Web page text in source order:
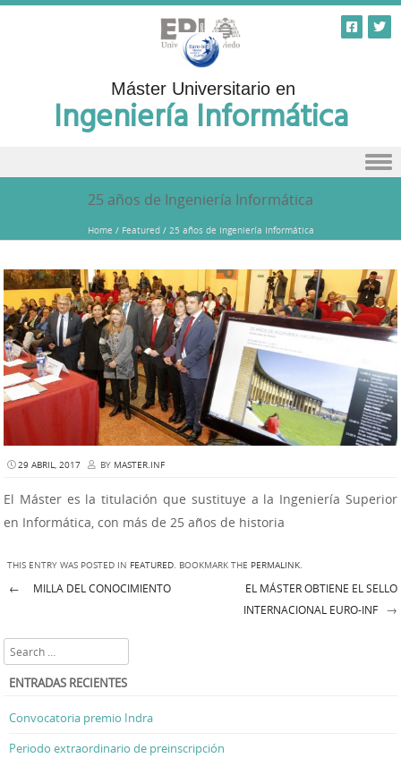
Máster Universitario en
Ingeniería Informática
25 años de Ingeniería Informática
Home / Featured /25 años de Ingeniería Informática
29 ABRIL, 2017 BY MASTER.INF
El Máster es la titulación que sustituye a la Ingeniería Superior
en Informática, con más de 25 años de historia
THIS ENTRY WAS POSTED IN FEATURED. BOOKMARK THE PERMALINK.
← MILLA DEL CONOCIMIENTO
EL MÁSTER OBTIENE EL SELLO
INTERNACIONAL EURO-INF
→
Search
ENTRADAS RECIENTES
Convocatoria premio Indra
Periodo extraordinario de preinscripción